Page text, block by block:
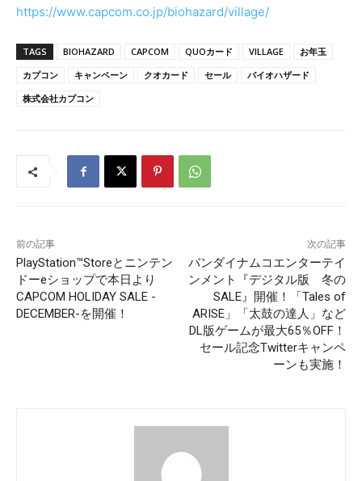
https://www.capcom.co.jp/biohazard/village/
TAGS BIOHAZARD CAPCOM QUOカード VILLAGE
お年玉
カプコン
キャンペーン クオカード セール
バイオハザード
株式会社カプコン
前の記事
PlayStation™Storeとニンテン
ドーeショップで本日より
CAPCOM HOLIDAY SALE -
DECEMBER-を開催！
次の記事
バンダイナムコエンターテイ
ンメント『デジタル版 冬の
SALE』開催！「Tales of
ARISE」「太鼓の達人」など
DL版ゲームが最大65％OFF！
セール記念Twitterキャンペ
ーンも実施！